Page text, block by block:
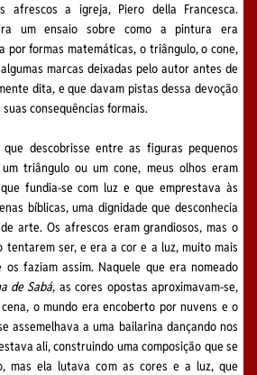
afrescos a igreja, Piero della Francesca.
um ensaio sobre como a pintura era
por formas matemáticas, o triângulo, o cone,
marcas deixadas pelo autor antes de
dita, e que davam pistas dessa devoção
suas consequências formais.
descobrisse entre as figuras pequenos
triângulo ou um cone, meus olhos eram
fundia-se com luz e que emprestava às
bíblicas, uma dignidade que desconhecia
arte. Os afrescos eram grandiosos, mas o
tentarem ser, e era a cor e a luz, muito mais
faziam assim. Naquele que era nomeado
de Sabá, as cores opostas aproximavam-se,
o mundo era encoberto por nuvens e o
assemelhava a uma bailarina dançando nos
ali, construindo uma composição que se
mas ela lutava com as cores e a luz, que